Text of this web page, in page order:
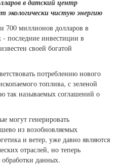
в датский центр
экологически чистую энергию
700 миллионов долларов в
- последние инвестиции в
своей богатой
потреблению нового
топлива, с зеленой
так называемых соглашений о
могут генерировать
из возобновляемых
и ветер, уже давно являются
отраслей, но теперь
данных.